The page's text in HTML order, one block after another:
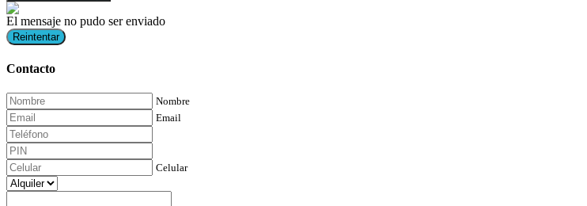
El mensaje no pudo ser enviado
Reintentar
Contacto
Nombre
Email
Celular